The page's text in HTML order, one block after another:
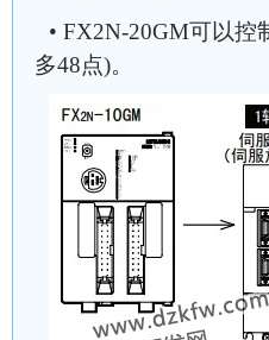
• FX2N-20GM可以
多48点)。